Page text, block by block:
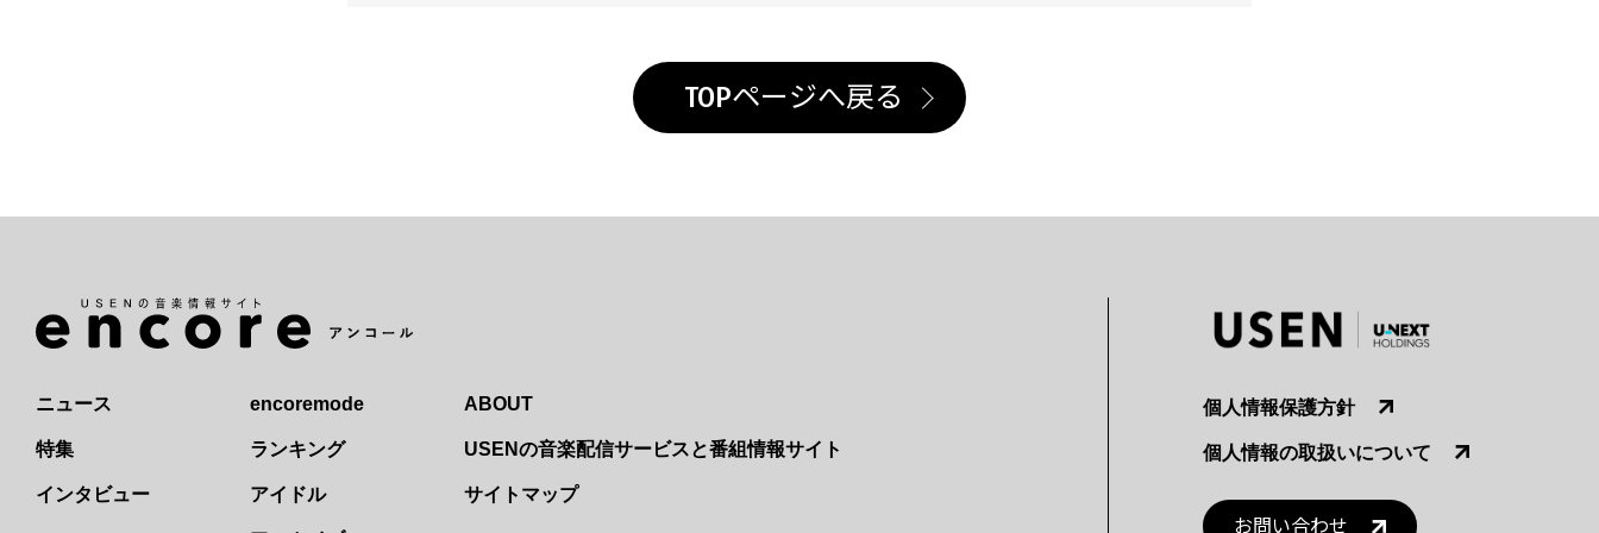
TOPページへ戻る
ニュース
特集
インタビュー
encoremode
ランキング
アイドル
ABOUT
USENの音楽配信サービスと番組情報サイト
サイトマップ
個人情報保護方針
個人情報の取扱いについて
お問い合わせ